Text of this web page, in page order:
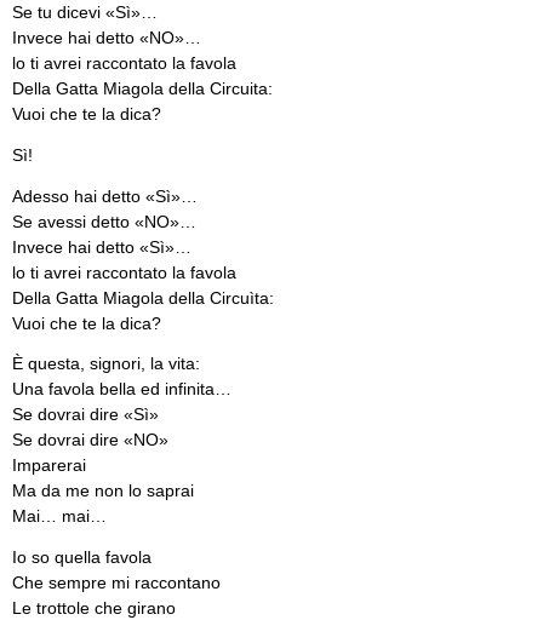
Se tu dicevi «Sì»…
Invece hai detto «NO»…
lo ti avrei raccontato la favola
Della Gatta Miagola della Circuita:
Vuoi che te la dica?
Sì!
Adesso hai detto «Sì»…
Se avessi detto «NO»…
Invece hai detto «Sì»…
lo ti avrei raccontato la favola
Della Gatta Miagola della Circuìta:
Vuoi che te la dica?
È questa, signori, la vita:
Una favola bella ed infinita…
Se dovrai dire «Sì»
Se dovrai dire «NO»
Imparerai
Ma da me non lo saprai
Mai… mai…
Io so quella favola
Che sempre mi raccontano
Le trottole che girano